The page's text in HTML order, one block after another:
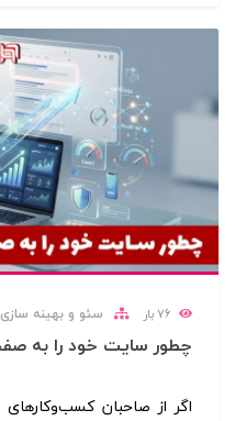
76بار سئو و بهینه
چطور سایت خود را به
اگر از صاحبان